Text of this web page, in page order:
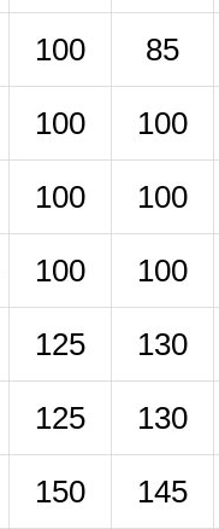
100 85
100 100
100 100
100 100
125 130
125 130
150 145